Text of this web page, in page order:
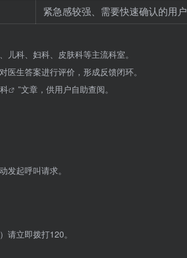
紧急感较强、需要快速确认的用户
科、妇科、皮肤科等主流科室。
医生答案进行评价，形成反馈闭环。
”文章，供用户自助查阅。
发起呼叫请求。
请立即拨打120。